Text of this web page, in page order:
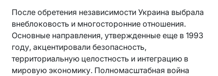
После обретения независимости Украина выбрала
внеблоковость и многосторонние отношения.
Основные направления, утвержденные еще в 1993
году, акцентировали безопасность,
территориальную целостность и интеграцию в
мировую экономику. Полномасштабная война